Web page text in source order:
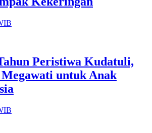
Peristiwa Kudatuli,
untuk Anak